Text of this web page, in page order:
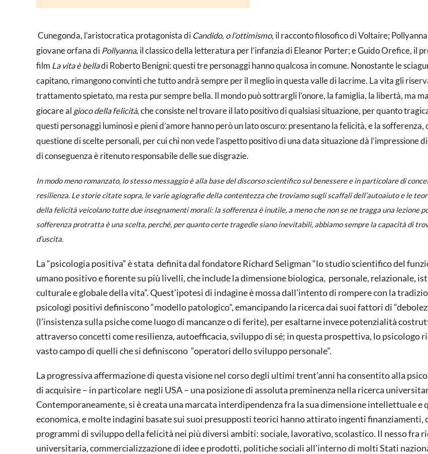
Cunegonda, l’aristocratica protagonista di Candido, o l’ottimismo, il racconto filosofico di Voltaire;
giovane orfana di Pollyanna, il classico della letteratura per l’infanzia di Eleanor Porter; e Guido Orefice, il
film La vita è belladi Roberto Benigni: questi tre personaggi hanno qualcosa in comune. Nonostante le
capitano, rimangono convinti che tutto andrà sempre per il meglio in questa valle di lacrime. La vita gli
trattamento spietato, ma resta pur sempre bella. Il mondo può sottrargli l’onore, la famiglia, la libertà, ma
giocare al gioco della felicità, che consiste nel trovare il lato positivo di qualsiasi situazione, per quanto
questi personaggi luminosi e pieni d’amore hanno però un lato oscuro: presentano la felicità, e la sofferenza,
questione di scelte personali, per cui chi non vede l’aspetto positivo di una data situazione dà l’impressione
di conseguenza è ritenuto responsabile delle sue disgrazie.
In modo meno romanzato, lo stesso messaggio è alla base del discorso scientifico sul benessere e in particolare di
resilienza. Le storie citate sopra, le varie agiografie della contentezza che troviamo sugli scaffali dell’autoaiuto e le
della felicità veicolano tutte due insegnamenti morali: la sofferenza è inutile, a meno che non se ne tragga una lezione
sofferenza protratta è una scelta, perché, per quanto certe tragedie siano inevitabili, abbiamo sempre la capacità di
d’uscita.
La “psicologia positiva” è stata definita dal fondatore Richard Seligman “lo studio scientifico del
umano positivo e fiorente su più livelli, che include la dimensione biologica, personale, relazionale,
culturale e globale della vita”. Quest’ipotesi di indagine è mossa dall’intento di rompere con la
psicologi positivi definiscono “modello patologico”, emancipando la ricerca dai suoi fattori di
(l’insistenza sulla psiche come luogo di mancanze o di ferite), per esaltarne invece potenzialità
attraverso concetti come resilienza, autoefficacia, sviluppo di sé; in questa prospettiva, lo psicologo
vasto campo di quelli che si definiscono “operatori dello sviluppo personale”.
La progressiva affermazione di questa visione nel corso degli ultimi trent’anni ha consentito alla
di acquisire – in particolare negli USA – una posizione di assoluta preminenza nella ricerca
Contemporaneamente, si è creata una marcata interdipendenza fra la sua dimensione intellettuale e
economica, e molte indagini basate sui suoi presupposti teorici hanno attirato ingenti finanziamenti,
programmi di sviluppo della felicità nei più diversi ambiti: sociale, lavorativo, scolastico. Il nesso fra
universitaria, commercializzazione di idee e prodotti, politiche sociali all’interno di molti Stati